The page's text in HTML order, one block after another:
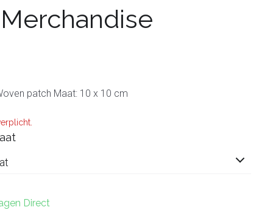
patch Maat: 10 x 10 cm
Direct